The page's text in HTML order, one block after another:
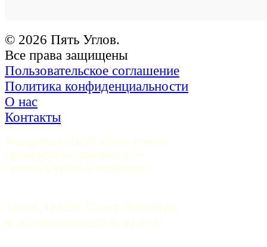
© 2026 Пять Углов.
Все права защищены
Пользовательское соглашение
Политика конфиденциальности
О нас
Контакты
Учредитель ООО «Пять углов».
Генеральный директор —
Грачев Сергей Викторович
Адрес: 191015, Санкт-Петербург,
9-я Советская, д.4-6, оф.415